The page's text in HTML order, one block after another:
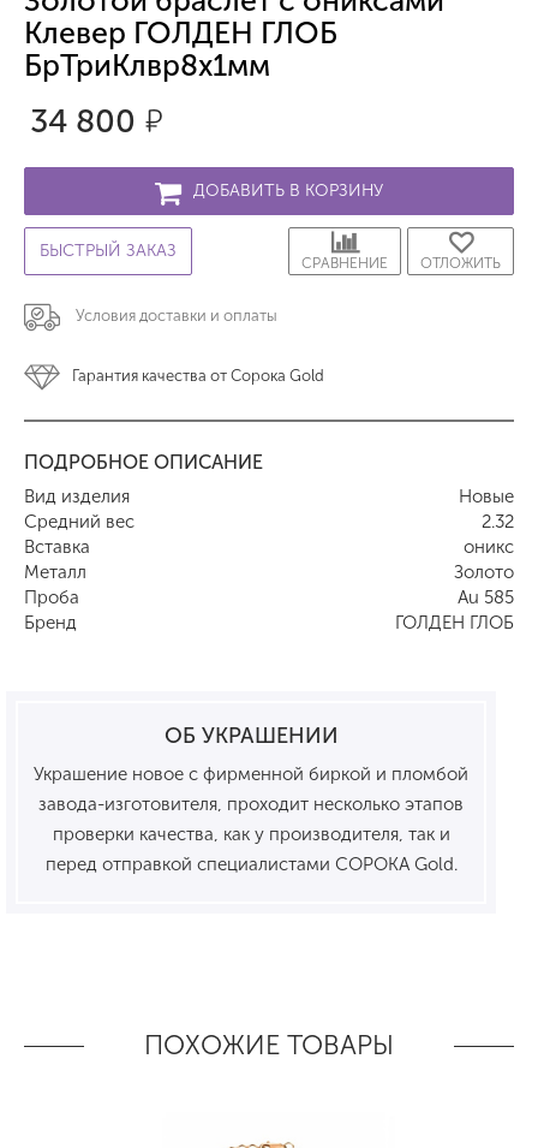
Клевер ГОЛДЕН ГЛОБ
БрТриКлвр8х1мм
34 800 р.
ДОБАВИТЬ В КОРЗИНУ
БЫСТРЫЙ ЗАКАЗ
ОТЛОЖИТЬ
СРАВНЕНИЕ
Условия доставки и оплаты
Гарантия качества от Сорока Gold
ПОДРОБНОЕ ОПИСАНИЕ
Вид изделия
Новые
Средний вес
2.32
Вставка
оникс
Металл
Золото
Проба
Au 585
Бренд
ГОЛДЕН ГЛОБ
ОБ УКРАШЕНИИ
Украшение новое с фирменной биркой и пломбой
завода-изготовителя, проходит несколько этапов
проверки качества, как у производителя, так и
перед отправкой специалистами СОРОКА Gold.
ПОХОЖИЕ ТОВАРЫ